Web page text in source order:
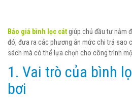
Báo giá bình lọc cátgiúp chủ đầu tư nắm
đó, đưa ra các phương án mức chi trả sao
sách mà có thể lựa chọn cho công trình
1. Vai trò của bình
bơi